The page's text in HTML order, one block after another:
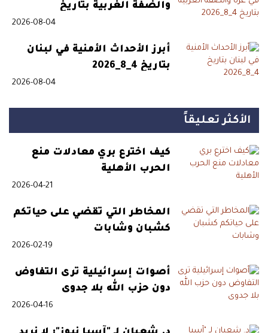
والضفة الغربية بتاريخ
2026-08-04
أبرز الأحداث الأمنية في لبنان
بتاريخ 4_8_2026
2026-08-04
الأكثر تعليقاً
كيف اخترع بري معادلات منع
الحرب الأهلية
2026-04-21
المخاطر التي تقضي على حياتكم
كشبان وشابات
2026-02-19
أصوات إسرائيلية ترى التفاوض
دون حزب الله بلا جدوى
2026-04-16